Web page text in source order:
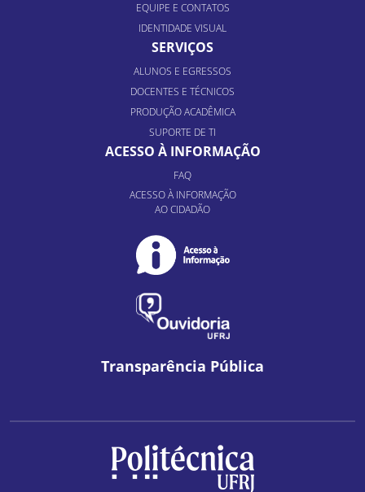
EQUIPE E CONTATOS
IDENTIDADE VISUAL
SERVIÇOS
ALUNOS E EGRESSOS
DOCENTES E TÉCNICOS
PRODUÇÃO ACADÊMICA
SUPORTE DE TI
ACESSO À INFORMAÇÃO
FAQ
ACESSO À INFORMAÇÃO
AO CIDADÃO
Transparência Pública